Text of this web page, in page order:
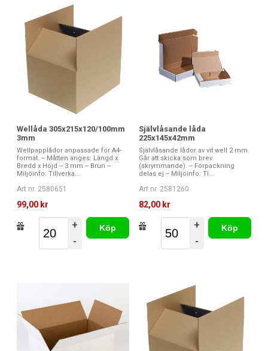
Wellåda 305x215x120/100mm
3mm
Wellpapplådor anpassade för A4-
format. -- Måtten anges: Längd x
Bredd x Höjd -- 3 mm -- Brun --
Miljöinfo: Tillverka...
Art nr. 2580651
99,00 kr
+
-
Köp
Självlåsande låda
225x145x42mm
Självlåsande lådor av vit well 2 mm.
Går att skicka som brev
(skrymmande). -- Förpackning
delas ej -- Miljöinfo: Ti...
Art nr. 2581260
82,00 kr
+
-
Köp